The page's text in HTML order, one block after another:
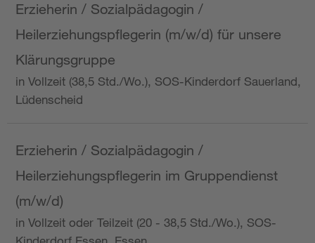
Erzieherin / Sozialpädagogin /
Heilerziehungspflegerin (m/w/d) für unsere
Klärungsgruppe
in Vollzeit (38,5 Std./Wo.), SOS-Kinderdorf Sauerland,
Lüdenscheid
Erzieherin / Sozialpädagogin /
Heilerziehungspflegerin im Gruppendienst
(m/w/d)
in Vollzeit oder Teilzeit (20 - 38,5 Std./Wo.), SOS-